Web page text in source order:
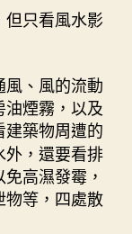
只看風水影
、風的流動
煙霧，以及
築物周遭的
外，還要看排
高濕發霉，
物等，四處散